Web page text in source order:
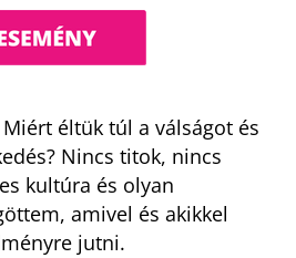
éltük túl a válságot és
Nincs titok, nincs
kultúra és olyan
amivel és akikkel
jutni.